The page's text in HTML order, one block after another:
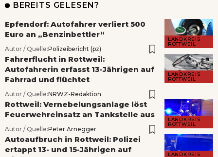
BEREITS GELESEN?
LANDKREIS
ROTTWEIL
Epfendorf: Autofahrer verliert 500
Euro an „Benzinbettler“
Autor / Quelle:Polizeibericht (pz)
LANDKREIS
ROTTWEIL
Fahrerflucht in Rottweil:
Autofahrerin erfasst 13-Jährigen auf
Fahrrad und flüchtet
Autor / Quelle:NRWZ-Redaktion
LANDKREIS
ROTTWEIL
Rottweil: Vernebelungsanlage löst
Feuerwehreinsatz an Tankstelle aus
Autor / Quelle:Peter Arnegger
LANDKREIS
Autoaufbruch in Rottweil: Polizei
ertappt 13- und 15-Jährigen auf